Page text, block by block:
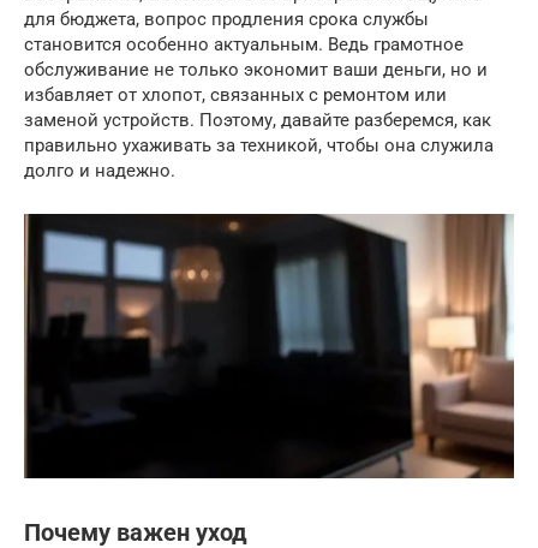
для бюджета, вопрос продления срока службы
становится особенно актуальным. Ведь грамотное
обслуживание не только экономит ваши деньги, но и
избавляет от хлопот, связанных с ремонтом или
заменой устройств. Поэтому, давайте разберемся, как
правильно ухаживать за техникой, чтобы она служила
долго и надежно.
Почему важен уход